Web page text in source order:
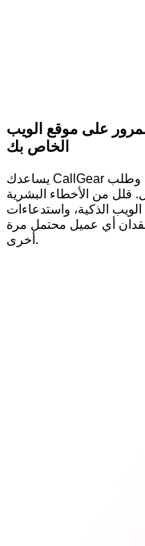
على موقع الويب
الخاص بك
يساعدك CallGear على تحليل كل مكالمة واردة، دردشة، وطلب
قلل من الأخطاء البشرية
الويب الذكية، واستدعاءات
فقدان أي عميل محتمل مرة
أخرى.